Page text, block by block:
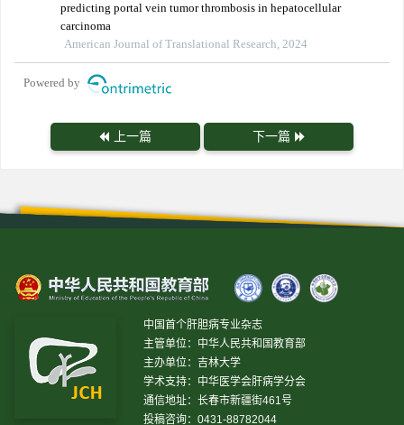
predicting portal vein tumor thrombosis in hepatocellular
carcinoma
American Journal of Translational Research, 2024
Powered by
上一篇 下一篇
中国首个肝胆病专业杂志
主管单位：中华人民共和国教育部
主办单位：吉林大学
学术支持：中华医学会肝病学分会
通信地址：长春市新疆街461号
投稿咨询：0431-88782044